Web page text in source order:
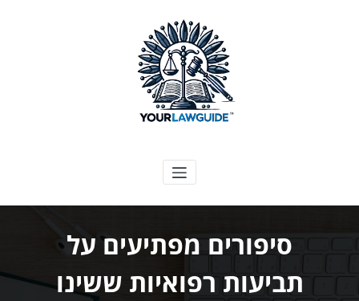
המדריך המשפטי שלך
סיפורים מפתיעים על
תביעות רפואיות ששינו